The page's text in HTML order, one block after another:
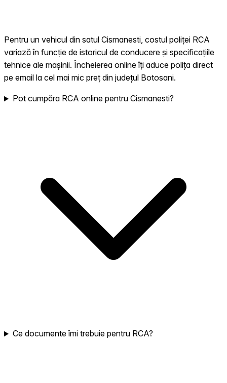
Pentru un vehicul din satul Cismanesti, costul poliței RCA
variază în funcție de istoricul de conducere și specificațiile
tehnice ale mașinii. Încheierea online îți aduce polița direct
pe email la cel mai mic preț din județul Botosani.
Pot cumpăra RCA online pentru Cismanesti?
Ce documente îmi trebuie pentru RCA?